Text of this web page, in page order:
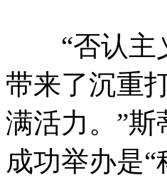
“否认主义
带来了沉重
满活力。”斯
成功举办是“